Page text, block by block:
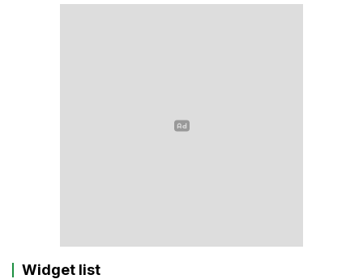
Widget list